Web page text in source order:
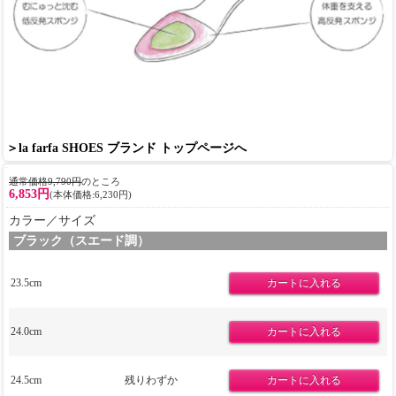
＞la farfa SHOES ブランド トップページへ
通常価格9,790円のところ
6,853円(本体価格:6,230円)
カラー／サイズ
ブラック（スエード調）
23.5cm
24.0cm
24.5cm 残りわずか